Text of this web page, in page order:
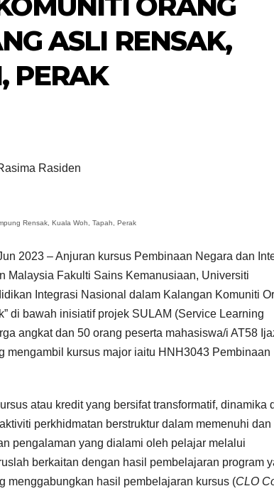
ASLI RENSAK,
PERAK
Rasiden
Rensak, Kuala Woh, Tapah, Perak
2023 – Anjuran kursus Pembinaan Negara dan
Malaysia Fakulti Sains Kemanusiaan, Universiti
Integrasi Nasional dalam Kalangan Komuniti
di bawah inisiatif projek SULAM (Service Learning
angkat dan 50 orang peserta mahasiswa/i AT58
kursus major iaitu HNH3043 Pembinaan
atau kredit yang bersifat transformatif, dinamika
perkhidmatan berstruktur dalam memenuhi dan
pengalaman yang dialami oleh pelajar melalui
berkaitan dengan hasil pembelajaran program
menggabungkan hasil pembelajaran kursus (CLO